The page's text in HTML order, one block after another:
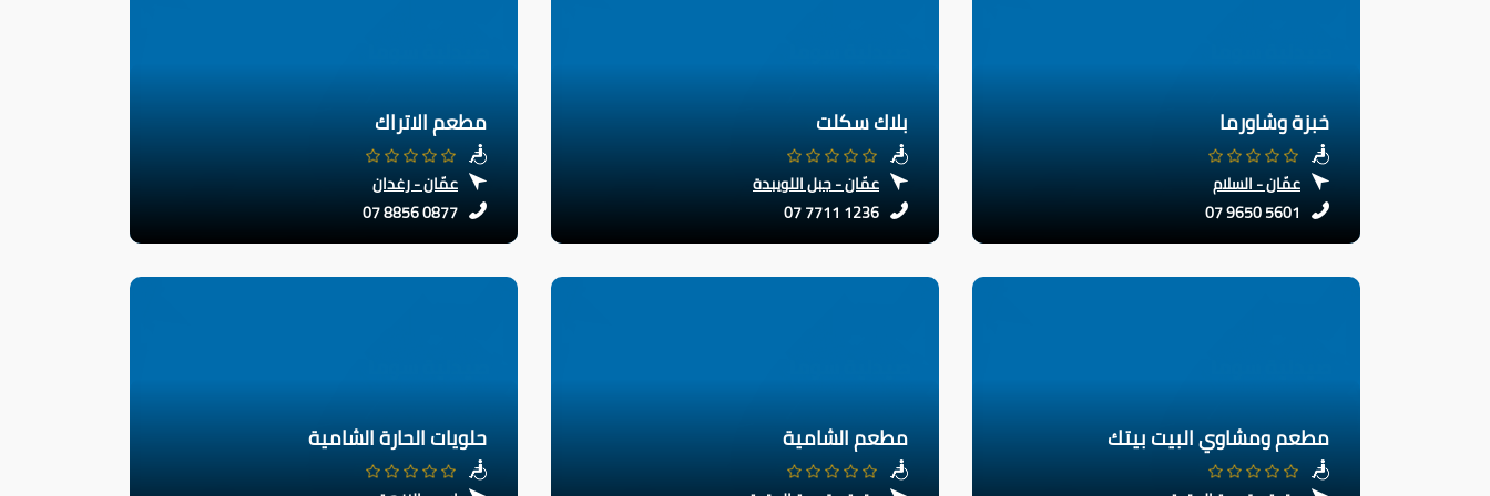
خبزة وشاورما
عمّان - السلام
07 9650 5601
بلاك سكلت
عمّان - جبل اللويبدة
07 7711 1236
مطعم الاتراك
عمّان - رغدان
07 8856 0877
مطعم ومشاوي البيت بيتك مطعم الشامية حلويات الحارة الشامية